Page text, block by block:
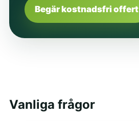
Begär kostnadsfri offert
Vanliga frågor